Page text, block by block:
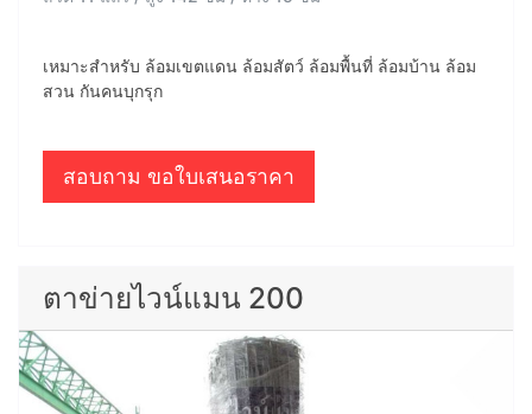
เหมาะสำหรับ ล้อมเขตแดน ล้อมสัตว์ ล้อมพื้นที่ ล้อมบ้าน ล้อม
สวน กันคนบุกรุก
สอบถาม ขอใบเสนอราคา
ตาข่ายไวน์แมน 200